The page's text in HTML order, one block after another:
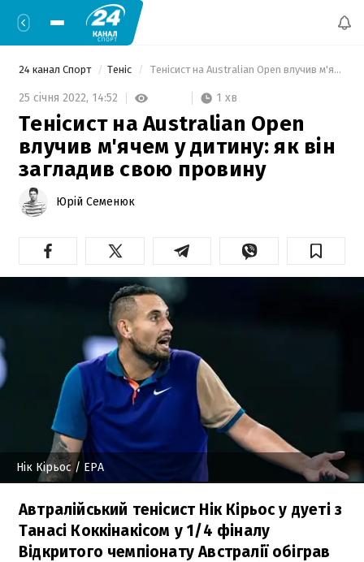
24 канал Спорт Теніс Тенісист на Australian Open влучив м'ячем у дитину: як він загладив свою провину
25 січня 2022, 14:52 1 хв
Тенісист на Australian Open
влучив м'ячем у дитину: як він
загладив свою провину
Юрій Семенюк
Нік Кірьос/ EPA
Автралійський тенісист Нік Кірьос у дуеті з
Танасі Коккінакісом у 1/4 фіналу
Відкритого чемпіонату Австралії обіграв